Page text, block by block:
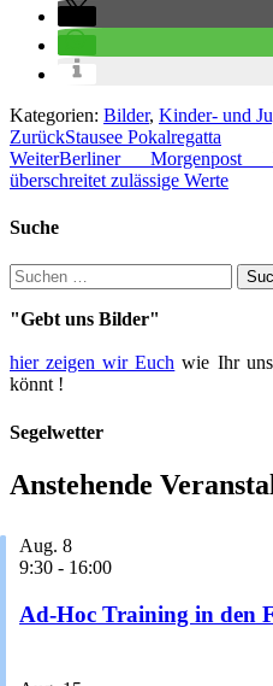
Kategorien: Bilder, Kinder- und
Beitragsnavigation
ZurückStausee Pokalregatta
WeiterBerliner Morgenpost
überschreitet zulässige Werte
Suche
Suche
nach:
"Gebt uns Bilder"
hier zeigen wir Euch wie Ihr
könnt !
Segelwetter
Anstehende
Aug. 8
9:30 - 16:00
Ad-Hoc Training in den